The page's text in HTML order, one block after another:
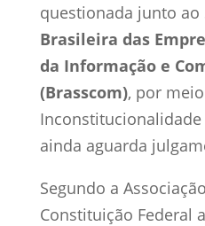
questionada junto ao
Brasileira das
da Informação e
(Brasscom), por
Inconstitucionalidade
ainda aguarda
Segundo a
Constituição Federal